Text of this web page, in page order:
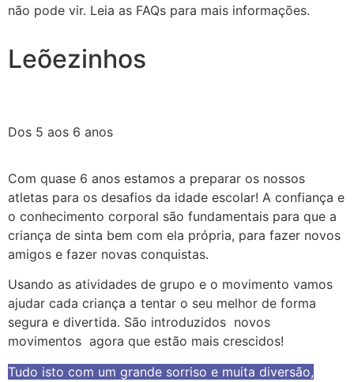
não pode vir. Leia as FAQs para mais informações.
Leõezinhos
Dos 5 aos 6 anos
Com quase 6 anos estamos a preparar os nossos
atletas para os desafios da idade escolar! A confiança e
o conhecimento corporal são fundamentais para que a
criança de sinta bem com ela própria, para fazer novos
amigos e fazer novas conquistas.
Usando as atividades de grupo e o movimento vamos
ajudar cada criança a tentar o seu melhor de forma
segura e divertida. São introduzidos novos
movimentos agora que estão mais crescidos!
Tudo isto com um grande sorriso e muita diversão,